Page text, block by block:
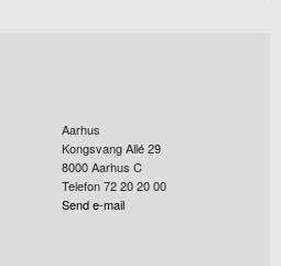
Aarhus
Kongsvang Allé 29
8000Aarhus C
Telefon 72 20 20 00
Send e-mail